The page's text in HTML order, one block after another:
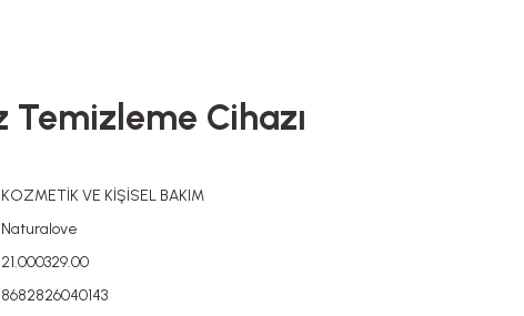
Temizleme Cihazı
KOZMETİK VE KİŞİSEL BAKIM
Naturalove
21.000329.00
8682826040143